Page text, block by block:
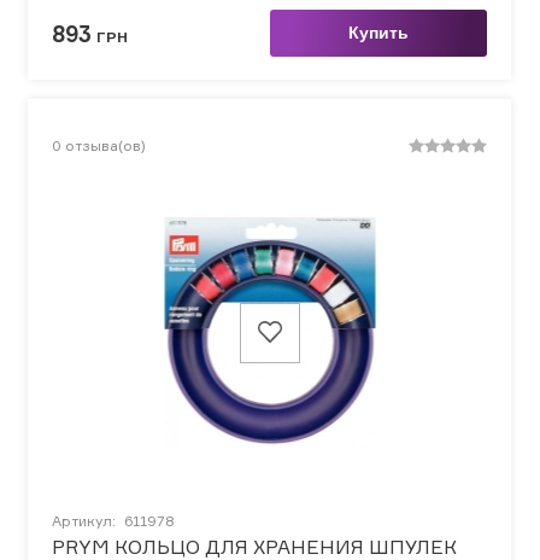
893 ГРН Купить
0 отзыва(ов)
Артикул: 611978
PRYM КОЛЬЦО ДЛЯ ХРАНЕНИЯ ШПУЛЕК